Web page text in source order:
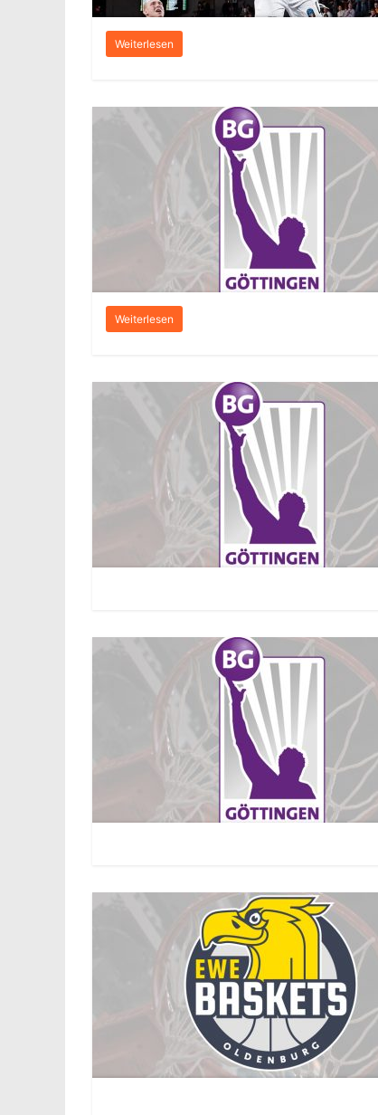
Weiterlesen
Weiterlesen